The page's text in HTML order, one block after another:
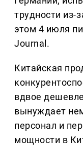
трудности из-
этом 4 июля
Journal.
Китайская
вдвое
вынуждает
персонал и
мощности в